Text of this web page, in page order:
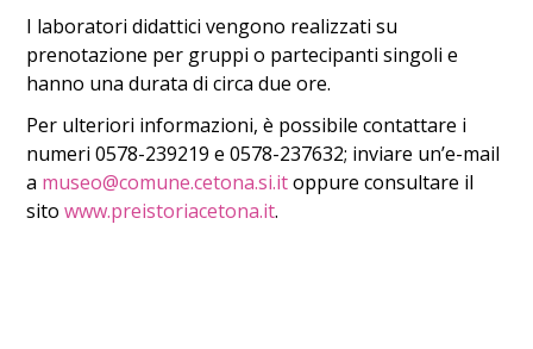
I laboratori didattici vengono realizzati su
prenotazione per gruppi o partecipanti singoli e
hanno una durata di circa due ore.
Per ulteriori informazioni, è possibile contattare i
numeri 0578-239219 e 0578-237632; inviare un’e-mail
a museo@comune.cetona.si.itoppure consultare il
sitowww.preistoriacetona.it.